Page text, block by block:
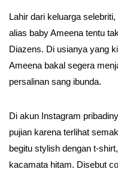
Lahir dari keluarga
alias baby Ameena tentu
Diazens. Di usianya yang
Ameena bakal segera
persalinan sang ibunda.
Di akun Instagram
pujian karena terlihat
begitu stylish dengan t-
kacamata hitam. Disebut